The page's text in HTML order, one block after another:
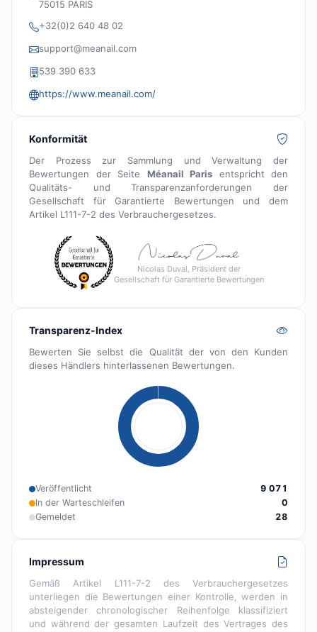
75015 PARIS
+32(0)2 640 48 02
support@meanail.com
539 390 633
https://www.meanail.com/
Konformität
Der Prozess zur Sammlung und Verwaltung der
Bewertungen der Seite Méanail Paris entspricht den
Qualitäts- und Transparenzanforderungen der
Gesellschaft für Garantierte Bewertungen und dem
Artikel L111-7-2 des Verbrauchergesetzes.
Nicolas Duval, Präsident der
Gesellschaft für Garantierte Bewertungen
Transparenz-Index
Bewerten Sie selbst die Qualität der von den Kunden
dieses Händlers hinterlassenen Bewertungen.
Veröffentlicht
9 071
In der Warteschleifen
0
Gemeldet
28
Impressum
Gemäß Artikel L111-7-2 des Verbrauchergesetzes
unterliegen die Bewertungen einer Kontrolle, werden in
absteigender chronologischer Reihenfolge klassifiziert
und während der gesamten Laufzeit des Vertrages des